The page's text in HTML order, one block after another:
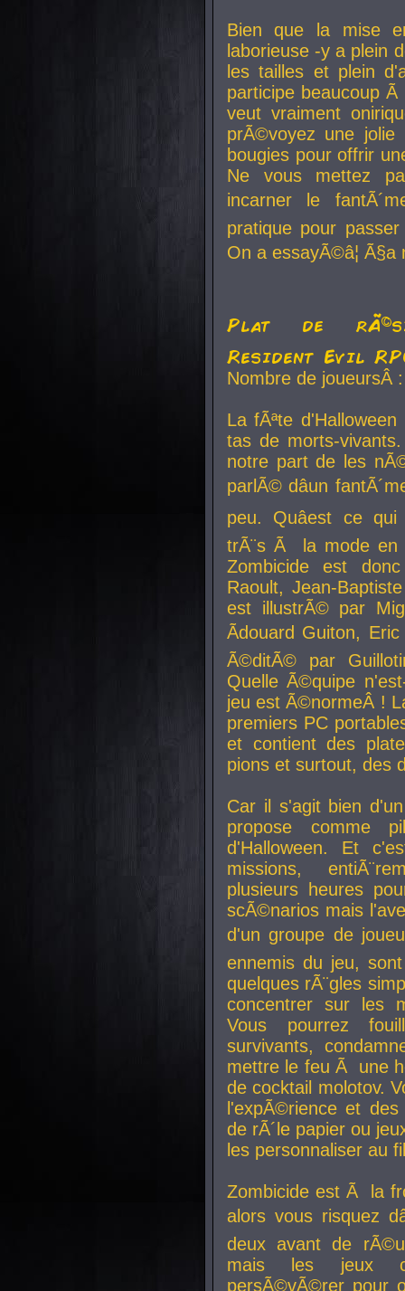
Bien que la mise
laborieuse -y a plein
les tailles et plein
participe beaucoup
veut vraiment
prÃ©voyez une
bougies pour offrir
Ne vous mettez
incarner le
pratique pour
On a essayÃ©â¦
Plat de
Resident Evil
Nombre de
La fÃªte
tas de morts-
notre part de les
parlÃ© dâun
peu. Quâest ce
trÃ¨s Ã la mode en
Zombicide est
Raoult, Jean-
est illustrÃ© par
Ãdouard Guiton,
Ã©ditÃ© par
Quelle Ã©quipe
jeu est Ã©normeÂ !
premiers PC
et contient des
pions et surtout, des
Car il s'agit bien
propose comme
d'Halloween. Et
missions,
plusieurs heures
scÃ©narios mais
d'un groupe de
ennemis du jeu,
quelques rÃ¨gles
concentrer sur les
Vous pourrez
survivants,
mettre le feu Ã une
de cocktail molotov.
l'expÃ©rience et
de rÃ´le papier ou
les personnaliser au
Zombicide est Ã la
alors vous risquez
deux avant de
mais les jeux
persÃ©vÃ©rer pour